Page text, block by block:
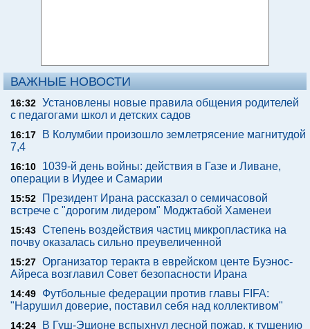
ВАЖНЫЕ НОВОСТИ
16:32 Установлены новые правила общения родителей
с педагогами школ и детских садов
16:17
В Колумбии произошло землетрясение магнитудой
7,4
16:10
1039-й день войны: действия в Газе и Ливане,
операции в Иудее и Самарии
15:52
Президент Ирана рассказал о семичасовой
встрече с "дорогим лидером" Моджтабой Хаменеи
15:43 Степень воздействия частиц микропластика на
почву оказалась сильно преувеличенной
15:27 Организатор теракта в еврейском центе Буэнос-
Айреса возглавил Совет безопасности Ирана
14:49
Футбольные федерации против главы FIFA:
"Нарушил доверие, поставил себя над коллективом"
14:24 В Гуш-Эционе вспыхнул лесной пожар, к тушению